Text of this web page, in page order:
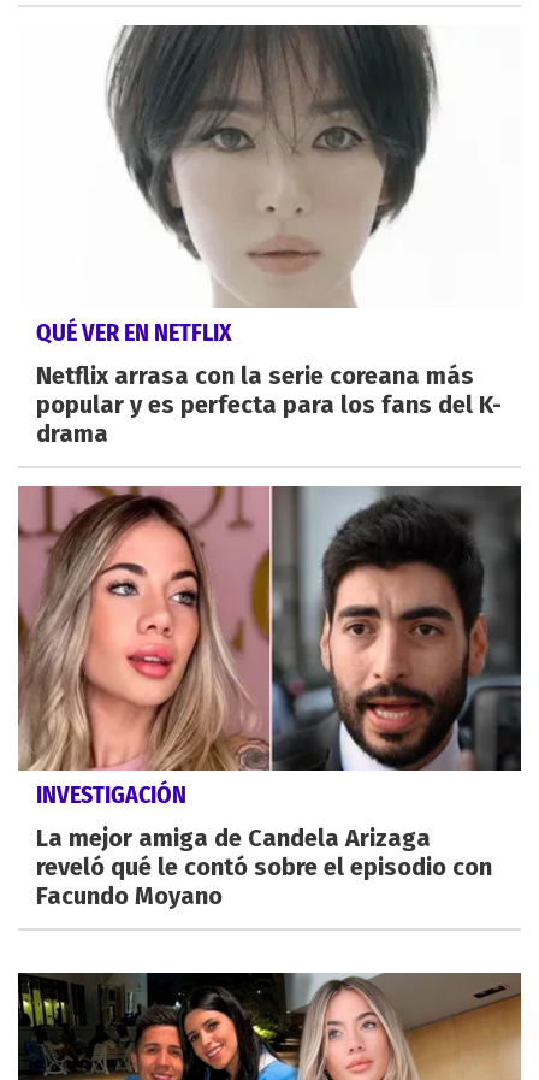
QUÉ VER EN NETFLIX
Netflix arrasa con la serie coreana más
popular y es perfecta para los fans del K-
drama
INVESTIGACIÓN
La mejor amiga de Candela Arizaga
reveló qué le contó sobre el episodio con
Facundo Moyano